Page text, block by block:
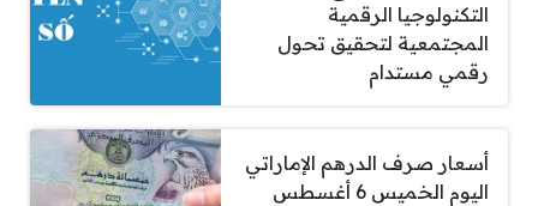
التكنولوجيا الرقمية
المجتمعية لتحقيق تحول
رقمي مستدام
أسعار صرف الدرهم الإماراتي
اليوم الخميس 6 أغسطس